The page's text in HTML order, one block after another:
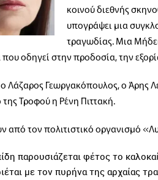
κοινού διεθνής
υπογράψει μια
τραγωδίας. Μια
οδηγεί στην προδοσία, την
Γεωργακόπουλος, ο Άρης
Τροφού η Ρένη Πιττακή.
τον πολιτιστικό οργανισμό
παρουσιάζεται φέτος το
με τον πυρήνα της αρχαίας